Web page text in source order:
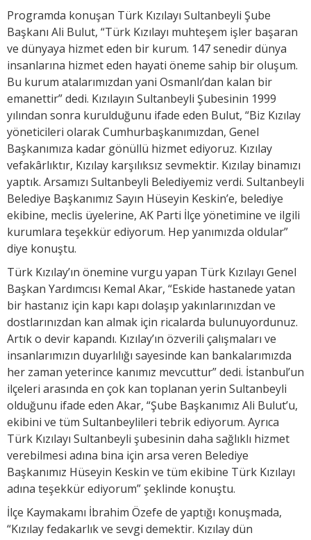
Programda konuşan Türk Kızılayı Sultanbeyli Şube
Başkanı Ali Bulut, “Türk Kızılayı muhteşem işler başaran
ve dünyaya hizmet eden bir kurum. 147 senedir dünya
insanlarına hizmet eden hayati öneme sahip bir oluşum.
Bu kurum atalarımızdan yani Osmanlı’dan kalan bir
emanettir” dedi. Kızılayın Sultanbeyli Şubesinin 1999
yılından sonra kurulduğunu ifade eden Bulut, “Biz Kızılay
yöneticileri olarak Cumhurbaşkanımızdan, Genel
Başkanımıza kadar gönüllü hizmet ediyoruz. Kızılay
vefakârlıktır, Kızılay karşılıksız sevmektir. Kızılay binamızı
yaptık. Arsamızı Sultanbeyli Belediyemiz verdi. Sultanbeyli
Belediye Başkanımız Sayın Hüseyin Keskin’e, belediye
ekibine, meclis üyelerine, AK Parti İlçe yönetimine ve ilgili
kurumlara teşekkür ediyorum. Hep yanımızda oldular”
diye konuştu.
Türk Kızılay’ın önemine vurgu yapan Türk Kızılayı Genel
Başkan Yardımcısı Kemal Akar, “Eskide hastanede yatan
bir hastanız için kapı kapı dolaşıp yakınlarınızdan ve
dostlarınızdan kan almak için ricalarda bulunuyordunuz.
Artık o devir kapandı. Kızılay’ın özverili çalışmaları ve
insanlarımızın duyarlılığı sayesinde kan bankalarımızda
her zaman yeterince kanımız mevcuttur” dedi. İstanbul’un
ilçeleri arasında en çok kan toplanan yerin Sultanbeyli
olduğunu ifade eden Akar, “Şube Başkanımız Ali Bulut’u,
ekibini ve tüm Sultanbeylileri tebrik ediyorum. Ayrıca
Türk Kızılayı Sultanbeyli şubesinin daha sağlıklı hizmet
verebilmesi adına bina için arsa veren Belediye
Başkanımız Hüseyin Keskin ve tüm ekibine Türk Kızılayı
adına teşekkür ediyorum” şeklinde konuştu.
İlçe Kaymakamı İbrahim Özefe de yaptığı konuşmada,
“Kızılay fedakarlık ve sevgi demektir. Kızılay dün